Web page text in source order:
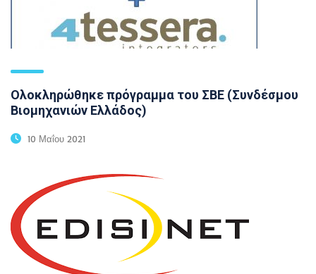
Ολοκληρώθηκε πρόγραμμα του ΣΒΕ (Συνδέσμου
Βιομηχανιών Ελλάδος)
10 Μαΐου 2021